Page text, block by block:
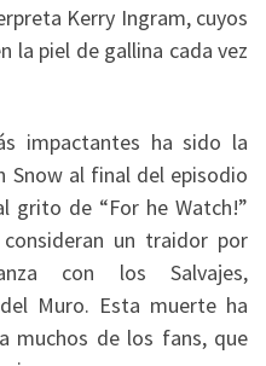
Kerry Ingram, cuyos
la piel de gallina cada vez
impactantes ha sido la
Snow al final del episodio
grito de “For he Watch!”
un traidor por
con los Salvajes,
Muro. Esta muerte ha
muchos de los fans, que